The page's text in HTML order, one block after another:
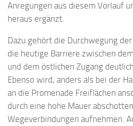
Anregungen aus diesem Vorlauf
heraus ergänzt.
Dazu gehört die Durchwegung
die heutige Barriere zwischen
und dem östlichen Zugang
Ebenso wird, anders als bei der
an die Promenade Freiflächen
durch eine hohe Mauer
Wegeverbindungen aufnehmen.